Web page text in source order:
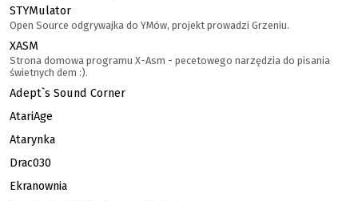
STYMulator
Open Source odgrywajka do YMów, projekt prowadzi Grzeniu.
XASM
Strona domowa programu X-Asm - pecetowego narzędzia do pisania
świetnych dem :).
Adept`s Sound Corner
AtariAge
Atarynka
Drac030
Ekranownia